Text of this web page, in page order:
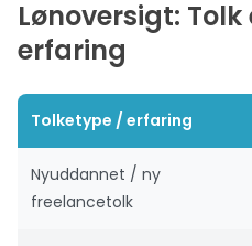
Lønoversigt:
erfaring
Tolketype / erfaring
Nyuddannet / ny
freelancetolk